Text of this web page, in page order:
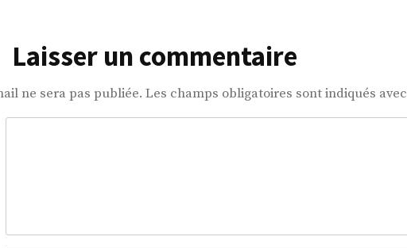
Laisser un commentaire
ne sera pas publiée. Les champs obligatoires sont indiqués avec